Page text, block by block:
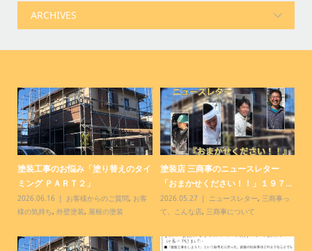
塗装工事のお悩み「塗り替えのタイ
ミング ＰＡＲＴ２」
2026.06.16 お客様からのご質問, お客
様の気持ち, 外壁塗装, 屋根の塗装
塗装店 三商事のニュースレター
「おまかせください！！」１９７...
2026.05.27 ニュースレター, 三商事っ
て、こんな店, 三商事について